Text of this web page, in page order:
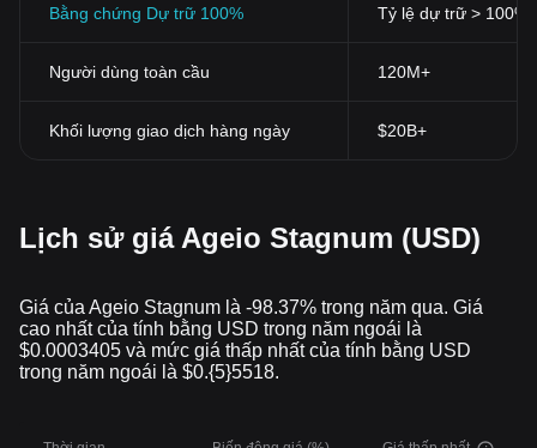
Bằng chứng Dự trữ 100% Tỷ lệ dự trữ > 100%
Người dùng toàn cầu 120M+
Khối lượng giao dịch hàng ngày $20B+
Lịch sử giá Ageio Stagnum (USD)
Giá của Ageio Stagnum là -98.37% trong năm qua. Giá
cao nhất của tính bằng USD trong năm ngoái là
$0.0003405 và mức giá thấp nhất của tính bằng USD
trong năm ngoái là $0.{5}5518.